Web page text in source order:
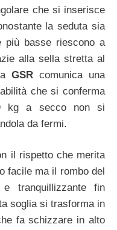
che si inserisce
la seduta sia
più basse riescono a
alla sella stretta al
GSR comunica una
che si conferma
kg a secco non si
da fermi.
il rispetto che merita
facile ma il rombo del
e tranquillizzante fin
soglia si trasforma in
fa schizzare in alto